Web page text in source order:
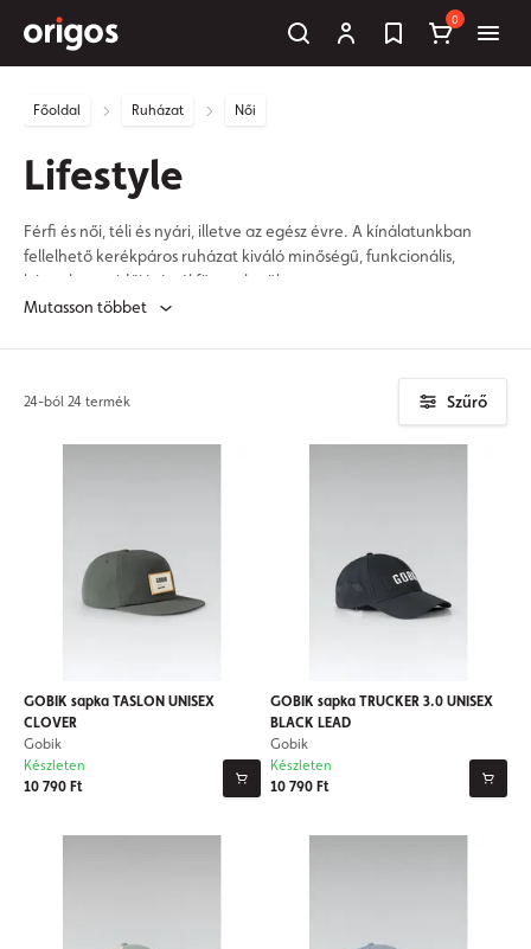
0
Főoldal Ruházat Női
Lifestyle
Férfi és női, téli és nyári, illetve az egész évre. A kínálatunkban
fellelhető kerékpáros ruházat kiváló minőségű, funkcionális,
kényelmes - időjárástól függetlenül.
Mutasson többet
24-ból 24 termék Szűrő
GOBIK sapka TASLON UNISEX
CLOVER
Gobik
10 790 Ft
Készleten
GOBIK sapka TRUCKER 3.0 UNISEX
BLACK LEAD
Gobik
10 790 Ft
Készleten